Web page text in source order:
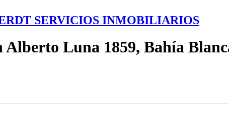
SERVICIOS INMOBILIARIOS
Alberto Luna 1859, Bahía